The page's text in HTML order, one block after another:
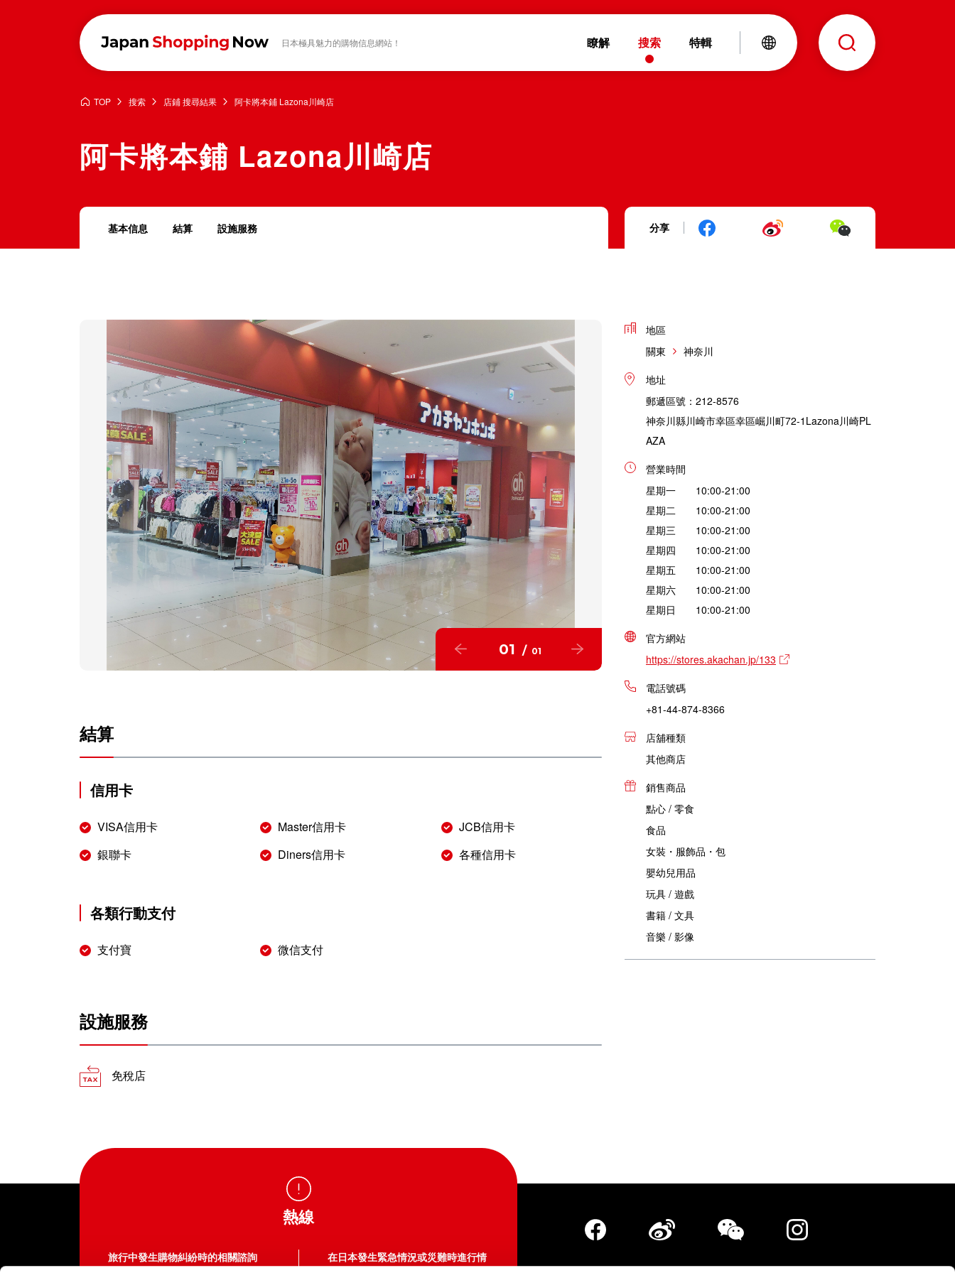
日本極具魅力的購物信息網站！ 瞭解 搜索 特輯
TOP 搜索 店鋪 搜尋結果 阿卡將本鋪 Lazona川崎店
阿卡將本鋪 Lazona川崎店
基本信息 結算 設施服務
01 / 01
分享
地區
關東
神奈川
地址
郵遞區號：212-8576
神奈川縣川崎市幸區幸區崛川町72-1Lazona川崎PL
AZA
營業時間
星期一 10:00-21:00
星期二 10:00-21:00
星期三 10:00-21:00
星期四 10:00-21:00
星期五 10:00-21:00
星期六 10:00-21:00
星期日 10:00-21:00
官方網站
https://stores.akachan.jp/133
電話號碼
+81-44-874-8366
店舖種類
其他商店
銷售商品
點心 / 零食
食品
女裝・服飾品・包
嬰幼兒用品
玩具 / 遊戲
書籍 / 文具
音樂 / 影像
結算
信用卡
VISA信用卡 Master信用卡
JCB信用卡
銀聯卡
Diners信用卡 各種信用卡
各類行動支付
支付寶 微信支付
設施服務
免稅店
熱線
旅行中發生購物糾紛時的相關諮詢
在日本發生緊急情況或災難時進行情